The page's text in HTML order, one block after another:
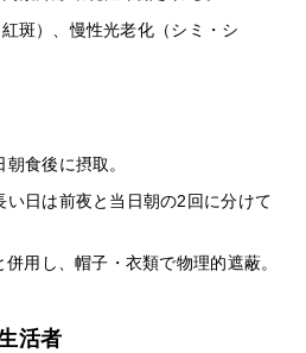
紅斑）、慢性光老化（シミ・シ
食後に摂取。
い日は前夜と当日朝の2回に分けて
用し、帽子・衣類で物理的遮蔽。
活者